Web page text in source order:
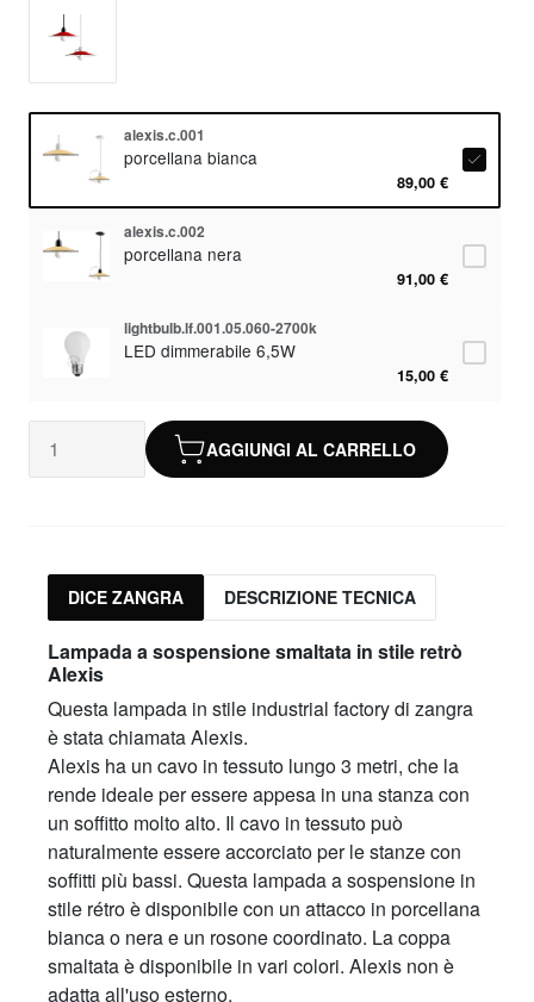
alexis.c.001
porcellana bianca
89,00 €
alexis.c.002
porcellana nera
91,00 €
lightbulb.lf.001.05.060-2700k
LED dimmerabile 6,5W
15,00 €
AGGIUNGI AL CARRELLO
DICE ZANGRA DESCRIZIONE TECNICA
Lampada a sospensione smaltata in stile retrò
Alexis
Questa lampada in stile industrial factory di zangra
è stata chiamata Alexis.
Alexis ha un cavo in tessuto lungo 3 metri, che la
rende ideale per essere appesa in una stanza con
un soffitto molto alto. Il cavo in tessuto può
naturalmente essere accorciato per le stanze con
soffitti più bassi. Questa lampada a sospensione in
stile rétro è disponibile con un attacco in porcellana
bianca o nera e un rosone coordinato. La coppa
smaltata è disponibile in vari colori. Alexis non è
adatta all'uso esterno.